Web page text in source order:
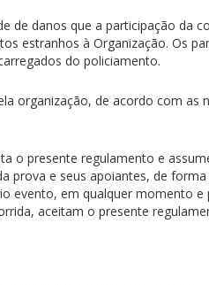
de danos que a participação da
estranhos à Organização. Os
do policiamento.
organização, de acordo com as
o presente regulamento e
prova e seus apoiantes, de
evento, em qualquer momento
aceitam o presente